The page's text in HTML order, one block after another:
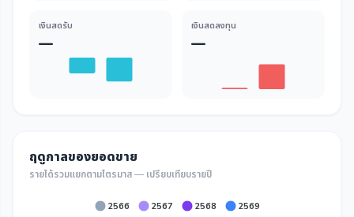
เงินสดรับ
—
เงินสดลงทุน
—
ฤดูกาลของยอดขาย
รายได้รวมแยกตามไตรมาส — เปรียบเทียบรายปี
2566 2567 2568 2569